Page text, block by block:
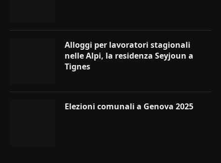
Alloggi per lavoratori stagionali
nelle Alpi, la residenza Seyjoun a
Tignes
Elezioni comunali a Genova 2025